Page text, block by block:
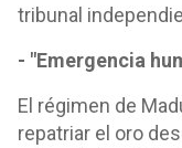
tribunal
- "Emergencia
El régimen de
repatriar el oro